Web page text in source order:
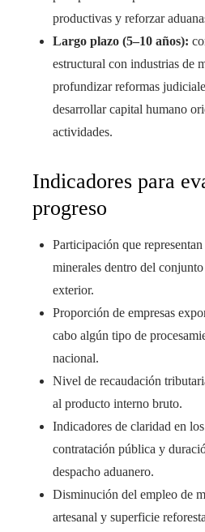
productivas y reforzar
Largo plazo (5–10 años):
estructural con industrias de
profundizar reformas
desarrollar capital humano
actividades.
Indicadores para
progreso
Participación que
minerales dentro del
exterior.
Proporción de empresas
cabo algún tipo de
nacional.
Nivel de recaudación
al producto interno bruto.
Indicadores de claridad en
contratación pública y
despacho aduanero.
Disminución del empleo de
artesanal y superficie